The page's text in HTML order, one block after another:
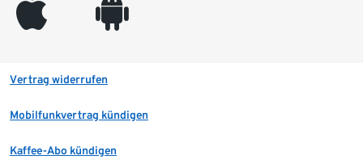
appleinc android
Vertrag widerrufen
Mobilfunkvertrag kündigen
Kaffee-Abo kündigen